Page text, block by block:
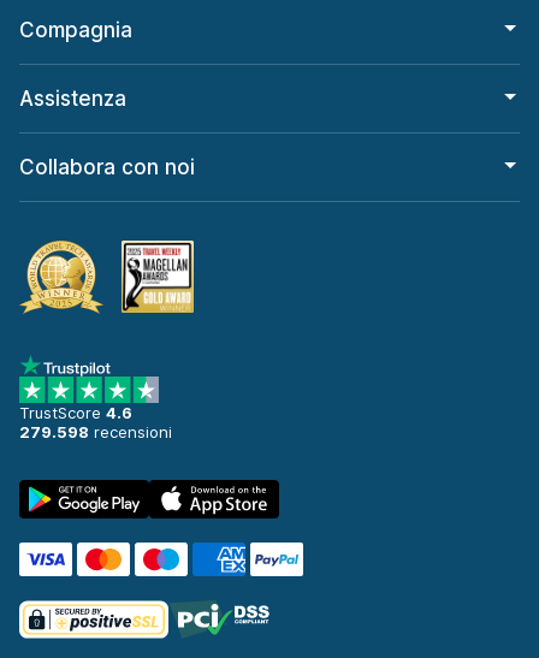
Compagnia
Assistenza
Collabora con noi
TrustScore 4.6
279.598 recensioni